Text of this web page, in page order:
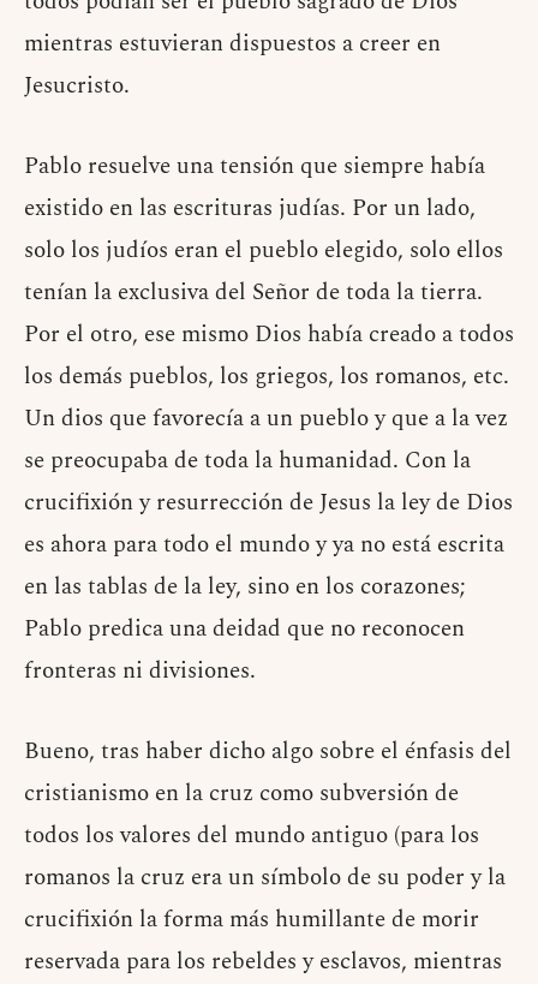
mientras estuvieran dispuestos a creer en
Jesucristo.
Pablo resuelve una tensión que siempre había
existido en las escrituras judías. Por un lado,
solo los judíos eran el pueblo elegido, solo ellos
tenían la exclusiva del Señor de toda la tierra.
Por el otro, ese mismo Dios había creado a todos
los demás pueblos, los griegos, los romanos, etc.
Un dios que favorecía a un pueblo y que a la vez
se preocupaba de toda la humanidad. Con la
crucifixión y resurrección de Jesus la ley de Dios
es ahora para todo el mundo y ya no está escrita
en las tablas de la ley, sino en los corazones;
Pablo predica una deidad que no reconocen
fronteras ni divisiones.
Bueno, tras haber dicho algo sobre el énfasis del
cristianismo en la cruz como subversión de
todos los valores del mundo antiguo (para los
romanos la cruz era un símbolo de su poder y la
crucifixión la forma más humillante de morir
reservada para los rebeldes y esclavos, mientras